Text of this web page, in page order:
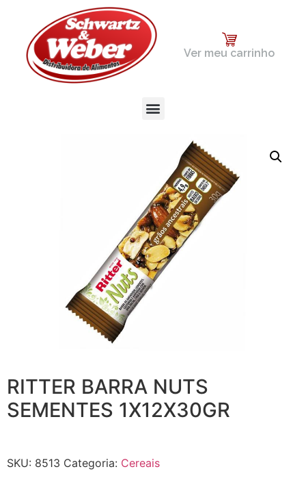
Ver meu carrinho
RITTER BARRA NUTS
SEMENTES 1X12X30GR
SKU: 8513 Categoria: Cereais